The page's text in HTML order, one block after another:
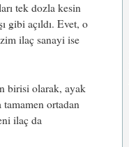
tek dozla kesin
gibi açıldı. Evet, o
ilaç sanayi ise
birisi olarak, ayak
tamamen ortadan
ilaç da